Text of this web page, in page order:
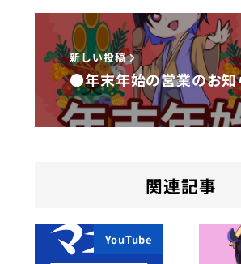
新しい投稿
●年末年始の営業のお
関連記事
YouTube